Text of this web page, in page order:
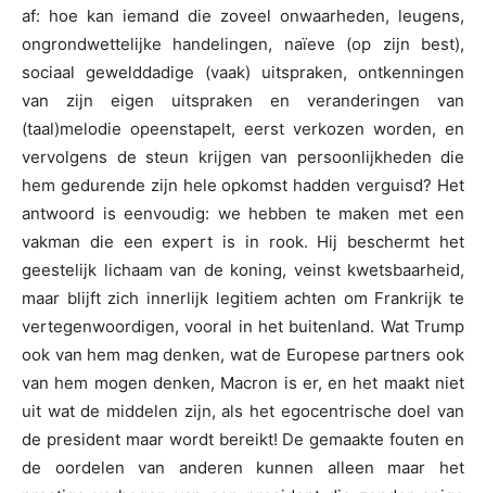
af: hoe kan iemand die zoveel onwaarheden, leugens,
ongrondwettelijke handelingen, naïeve (op zijn best),
sociaal gewelddadige (vaak) uitspraken, ontkenningen
van zijn eigen uitspraken en veranderingen van
(taal)melodie opeenstapelt, eerst verkozen worden, en
vervolgens de steun krijgen van persoonlijkheden die
hem gedurende zijn hele opkomst hadden verguisd? Het
antwoord is eenvoudig: we hebben te maken met een
vakman die een expert is in rook. Hij beschermt het
geestelijk lichaam van de koning, veinst kwetsbaarheid,
maar blijft zich innerlijk legitiem achten om Frankrijk te
vertegenwoordigen, vooral in het buitenland. Wat Trump
ook van hem mag denken, wat de Europese partners ook
van hem mogen denken, Macron is er, en het maakt niet
uit wat de middelen zijn, als het egocentrische doel van
de president maar wordt bereikt! De gemaakte fouten en
de oordelen van anderen kunnen alleen maar het